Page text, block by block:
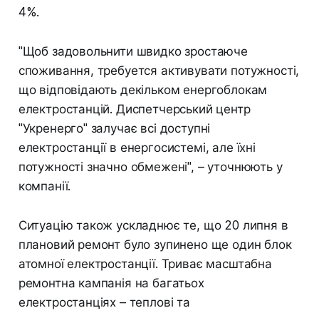
4%.
"Щоб задовольнити швидко зростаюче
споживання, требуется активувати потужності,
що відповідають декільком енергоблокам
електростанцій. Диспетчерський центр
"Укренерго" залучає всі доступні
електростанції в енергосистемі, але їхні
потужності значно обмежені", – уточнюють у
компанії.
Ситуацію також ускладнює те, що 20 липня в
плановий ремонт було зупинено ще один блок
атомної електростанції. Триває масштабна
ремонтна кампанія на багатьох
електростанціях – теплові та